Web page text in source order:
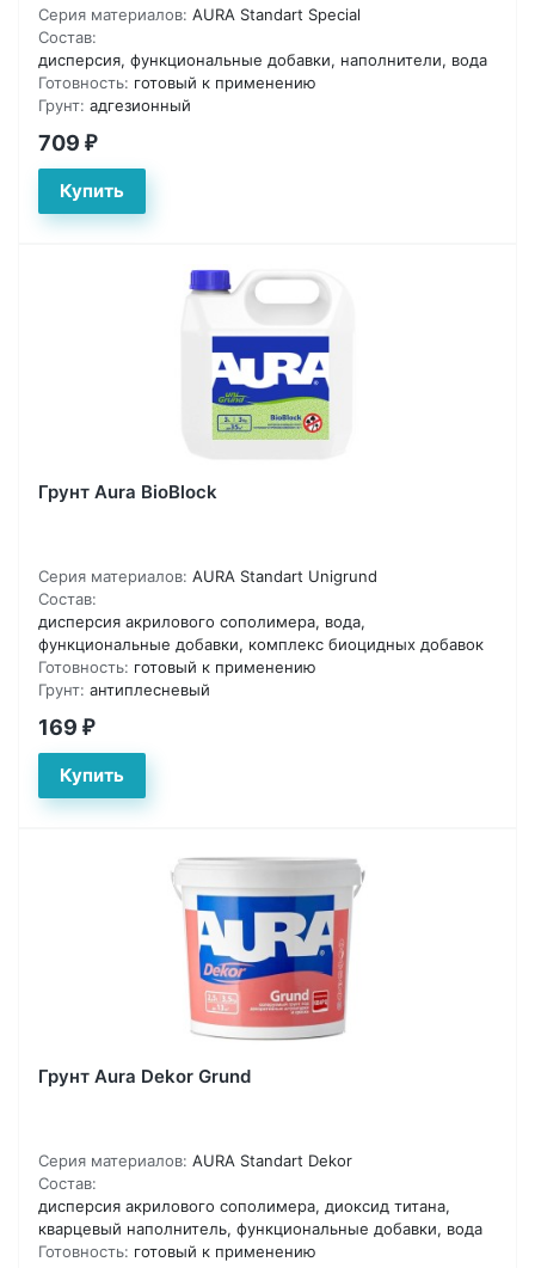
Серия материалов: AURA Standart Special
Состав:
дисперсия, функциональные добавки, наполнители, вода
Готовность: готовый к применению
Грунт: адгезионный
709 ₽
Грунт Aura BioBlock
Серия материалов: AURA Standart Unigrund
Состав:
дисперсия акрилового сополимера, вода,
функциональные добавки, комплекс биоцидных добавок
Готовность: готовый к применению
Грунт: антиплесневый
169 ₽
Грунт Aura Dekor Grund
Серия материалов: AURA Standart Dekor
Состав:
дисперсия акрилового сополимера, диоксид титана,
кварцевый наполнитель, функциональные добавки, вода
Готовность: готовый к применению